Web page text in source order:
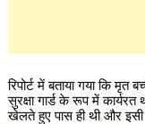
रिपोर्ट में बताया गया कि मृत
सुरक्षा गार्ड के रूप में
खेलते हुए पास ही थी और इसी